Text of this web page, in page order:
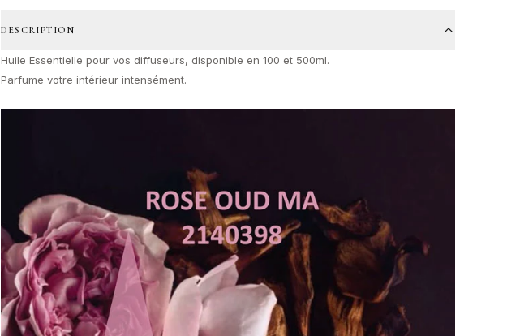
DESCRIPTION
Huile Essentielle pour vos diffuseurs, disponible en 100 et 500ml.
Parfume votre intérieur intensément.